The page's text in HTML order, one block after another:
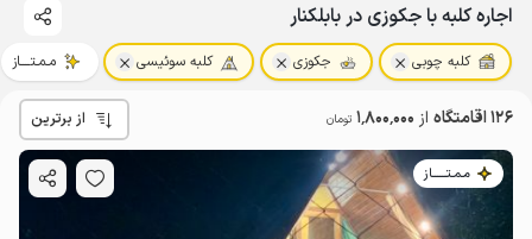
اجاره کلبه با جکوزی در بابلکنار
کلبه چوبی جکوزی کلبه سوئیسی مـمـتــــاز
126 اقامتگاه از 1٬800٬000 تومان از برترین
مـمـتــــــاز